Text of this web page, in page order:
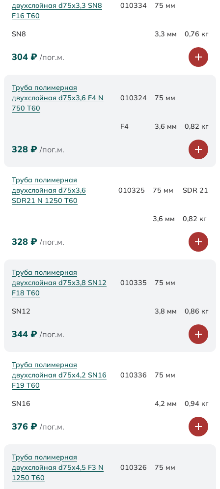
двухслойная d75х3,3 SN8
F16 Т60
010334 75 мм
SN8 3,3 мм 0,76 кг
304 ₽ /пог.м.
Труба полимерная
двухслойная d75x3,6 F4 N
750 Т60
010324 75 мм
F4 3,6 мм 0,82 кг
328 ₽ /пог.м.
Труба полимерная
двухслойная d75x3,6
SDR21 N 1250 Т60
010325 75 мм SDR 21
3,6 мм 0,82 кг
328 ₽ /пог.м.
Труба полимерная
двухслойная d75х3,8 SN12
F18 Т60
010335 75 мм
SN12 3,8 мм 0,86 кг
344 ₽ /пог.м.
Труба полимерная
двухслойная d75х4,2 SN16
F19 Т60
010336 75 мм
SN16 4,2 мм 0,94 кг
376 ₽ /пог.м.
Труба полимерная
двухслойная d75x4,5 F3 N
1250 Т60
010326 75 мм